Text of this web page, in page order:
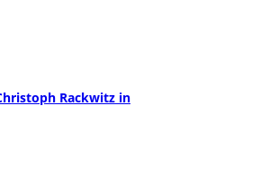
Rackwitz in